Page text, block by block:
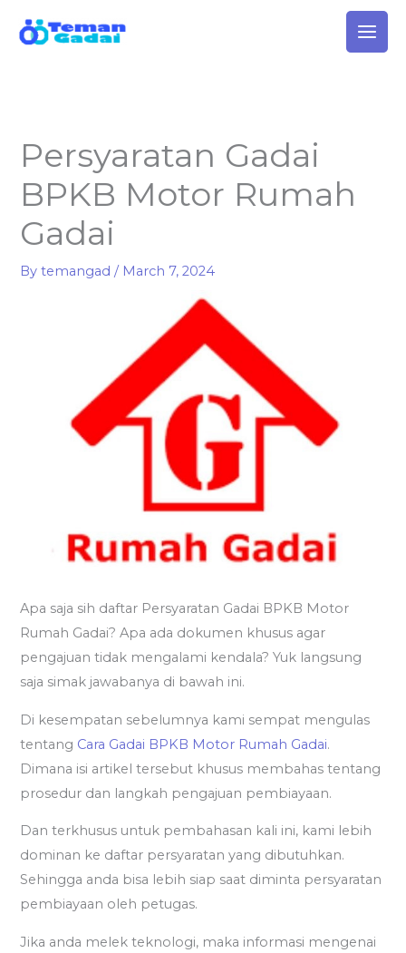
Persyaratan Gadai
BPKB Motor Rumah
Gadai
Bytemangad/ March 7, 2024
Apa saja sih daftar Persyaratan Gadai BPKB Motor
Rumah Gadai? Apa ada dokumen khusus agar
pengajuan tidak mengalami kendala? Yuk langsung
saja simak jawabanya di bawah ini.
Di kesempatan sebelumnya kami sempat mengulas
tentang Cara Gadai BPKB Motor Rumah Gadai.
Dimana isi artikel tersebut khusus membahas tentang
prosedur dan langkah pengajuan pembiayaan.
Dan terkhusus untuk pembahasan kali ini, kami lebih
dominan ke daftar persyaratan yang dibutuhkan.
Sehingga anda bisa lebih siap saat diminta persyaratan
pembiayaan oleh petugas.
Jika anda melek teknologi, maka informasi mengenai